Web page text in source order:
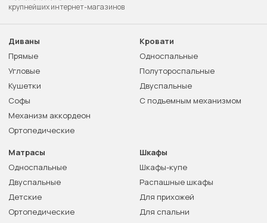
крупнейших интернет-магазинов
Диваны
Прямые
Угловые
Кушетки
Софы
Механизм аккордеон
Ортопедические
Кровати
Односпальные
Полутороспальные
Двуспальные
С подъемным механизмом
Матрасы
Односпальные
Двуспальные
Детские
Ортопедические
Шкафы
Шкафы-купе
Распашные шкафы
Для прихожей
Для спальни